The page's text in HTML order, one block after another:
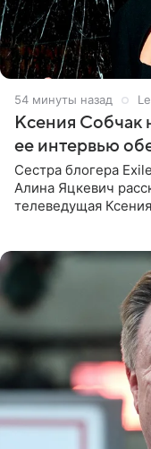
54 минуты назад
Ксения Собчак
ее интервью
Сестра блогера
Алина Яцкевич
телеведущая